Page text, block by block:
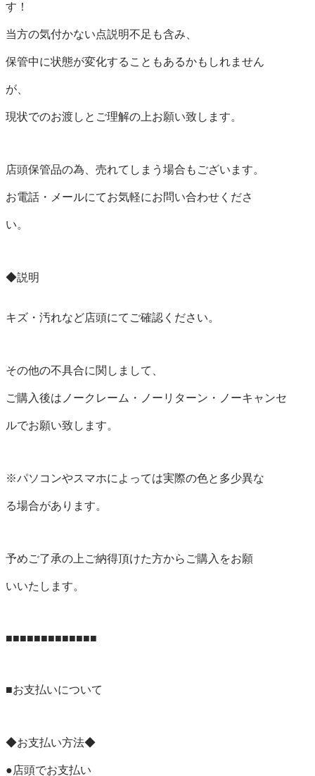
す！
当方の気付かない点説明不足も含み、
保管中に状態が変化することもあるかもしれません
が、
現状でのお渡しとご理解の上お願い致します。
店頭保管品の為、売れてしまう場合もございます。
お電話・メールにてお気軽にお問い合わせくださ
い。
◆説明
キズ・汚れなど店頭にてご確認ください。
その他の不具合に関しまして、
ご購入後はノークレーム・ノーリターン・ノーキャンセ
ルでお願い致します。
※パソコンやスマホによっては実際の色と多少異な
る場合があります。
予めご了承の上ご納得頂けた方からご購入をお願
いいたします。
■■■■■■■■■■■■■
■お支払いについて
◆お支払い方法◆
●店頭でお支払い